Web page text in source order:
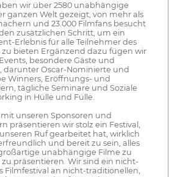
wir über 2580 unabhängige
ganzen Welt gezeigt, von mehr als
und 23.000 Filmfans besucht
zusätzlichen Schritt, um ein
Erlebnis für alle Teilnehmer des
zu bieten Ergänzend dazu fügen wir
besondere Gäste und
darunter Oscar-Nominierte und
Winners, Eröffnungs- und
tägliche Seminare und Soziale
in Hülle und Fülle.
unseren Sponsoren und
präsentieren wir stolz ein Festival,
Ruf gearbeitet hat, wirklich
und bereit zu sein, alles
unabhängige Filme zu
präsentieren. Wir sind ein nicht-
Filmfestival an nicht-traditionellen,